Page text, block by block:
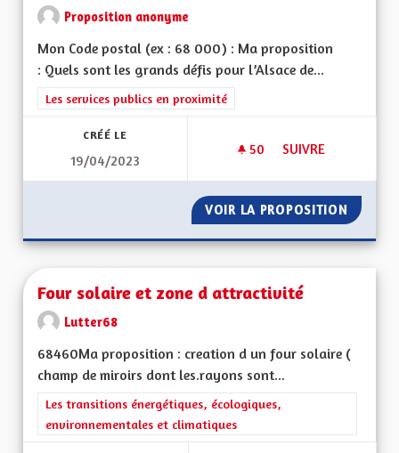
Proposition anonyme
Mon Code postal (ex : 68 000) : Ma proposition
: Quels sont les grands défis pour l’Alsace de...
Filtrer les résultats de la catégorie : Les services publics en
Les services publics en proximité
CRÉÉ LE
19/04/2023
50 50 ABONNÉS
SUIVRE
VOIR LA PROPOSITION
Four solaire et zone d attractivité
Lutter68
68460Ma proposition : creation d un four solaire (
champ de miroirs dont les.rayons sont...
Filtrer les résultats de la catégorie : Les transitions
Les transitions énergétiques, écologiques,
environnementales et climatiques